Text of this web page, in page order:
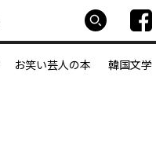
お笑い芸人の本 韓国文学